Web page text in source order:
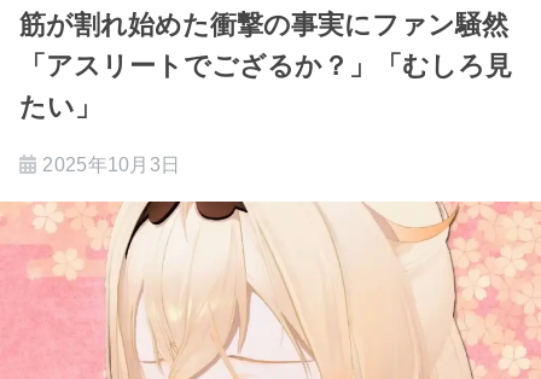
筋が割れ始めた衝撃の事実にファン騒然
「アスリートでござるか？」「むしろ見
たい」
2025年10月3日